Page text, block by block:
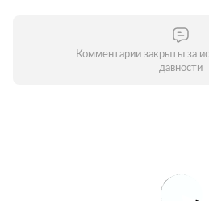
Комментарии закрыты за
давности